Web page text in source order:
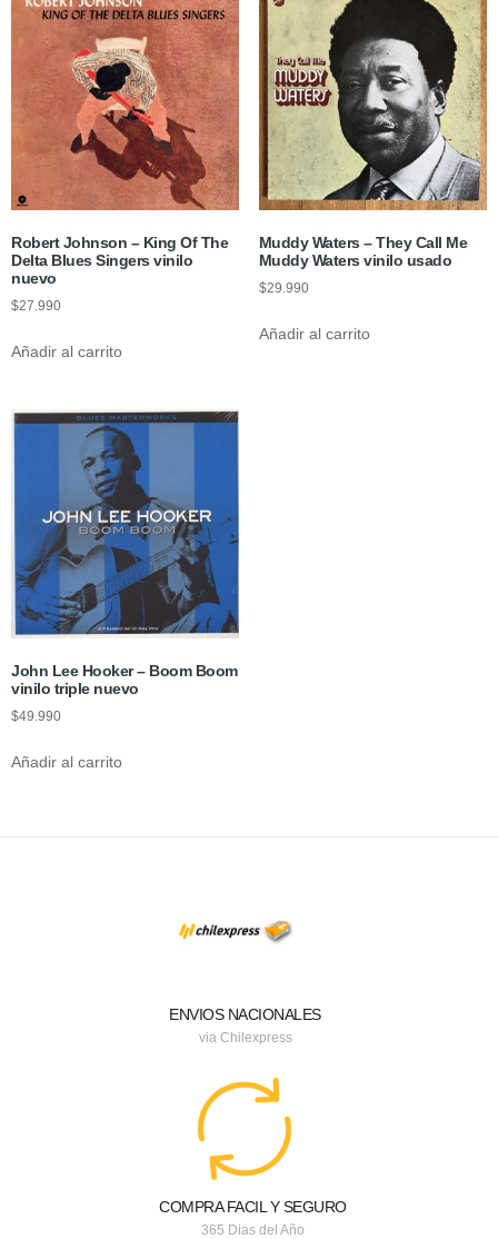
Robert Johnson – King Of The
Delta Blues Singers vinilo
nuevo
$27.990
Añadir al carrito
Muddy Waters – They Call Me
Muddy Waters vinilo usado
$29.990
Añadir al carrito
John Lee Hooker – Boom Boom
vinilo triple nuevo
$49.990
Añadir al carrito
ENVIOS NACIONALES
via Chilexpress
COMPRA FACIL Y SEGURO
365 Dias del Año